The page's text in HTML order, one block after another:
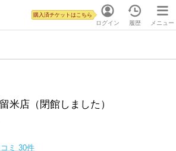
ログイン
購入済チケットはこちら
履歴 メニュー
米店（閉館しました）
ミ 30件